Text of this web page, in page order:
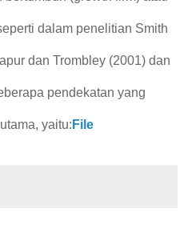
dalam penelitian Smith
dan Trombley (2001) dan
pendekatan yang
yaitu: File